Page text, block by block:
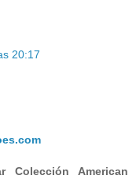
20:17
Colección American